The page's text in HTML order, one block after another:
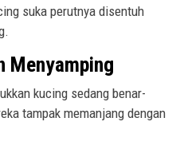
suka perutnya disentuh
Menyamping
kucing sedang benar-
tampak memanjang dengan